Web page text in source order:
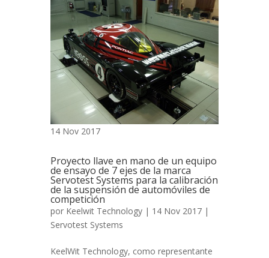
14 Nov 2017
Proyecto llave en mano de un equipo
de ensayo de 7 ejes de la marca
Servotest Systems para la calibración
de la suspensión de automóviles de
competición
por Keelwit Technology | 14 Nov 2017 |
Servotest Systems
KeelWit Technology, como representante